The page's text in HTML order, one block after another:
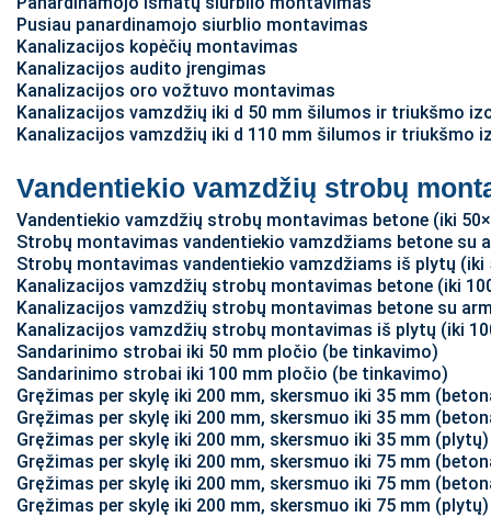
Pusiau panardinamojo siurblio montavimas
Kanalizacijos kopėčių montavimas
Kanalizacijos audito įrengimas
Kanalizacijos oro vožtuvo montavimas
Kanalizacijos vamzdžių iki d 50 mm šilumos ir triukšmo
Kanalizacijos vamzdžių iki d 110 mm šilumos ir triukšmo
Vandentiekio vamzdžių strobų
Vandentiekio vamzdžių strobų montavimas betone (iki
Strobų montavimas vandentiekio vamzdžiams betone su
Strobų montavimas vandentiekio vamzdžiams iš plytų (iki
Kanalizacijos vamzdžių strobų montavimas betone (iki
Kanalizacijos vamzdžių strobų montavimas betone su
Kanalizacijos vamzdžių strobų montavimas iš plytų (iki
Sandarinimo strobai iki 50 mm pločio (be tinkavimo)
Sandarinimo strobai iki 100 mm pločio (be tinkavimo)
Gręžimas per skylę iki 200 mm, skersmuo iki 35 mm
Gręžimas per skylę iki 200 mm, skersmuo iki 35 mm
Gręžimas per skylę iki 200 mm, skersmuo iki 35 mm (plytų)
Gręžimas per skylę iki 200 mm, skersmuo iki 75 mm
Gręžimas per skylę iki 200 mm, skersmuo iki 75 mm
Gręžimas per skylę iki 200 mm, skersmuo iki 75 mm (plytų)